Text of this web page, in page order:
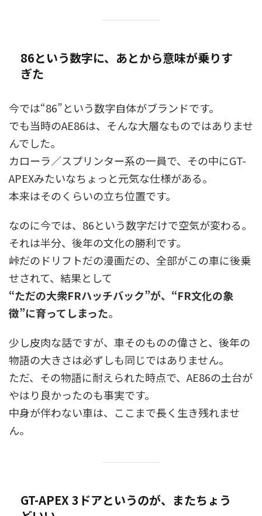
86という数字に、あとから意味が乗りす
ぎた
今では“86”という数字自体がブランドです。
でも当時のAE86は、そんな大層なものではありませ
んでした。
カローラ／スプリンター系の一員で、その中にGT-
APEXみたいなちょっと元気な仕様がある。
本来はそのくらいの立ち位置です。
なのに今では、86という数字だけで空気が変わる。
それは半分、後年の文化の勝利です。
峠だのドリフトだの漫画だの、全部がこの車に後乗
せされて、結果として
“ただの大衆FRハッチバック”が、“FR文化の象
徴”に育ってしまった。
少し皮肉な話ですが、車そのものの偉さと、後年の
物語の大きさは必ずしも同じではありません。
ただ、その物語に耐えられた時点で、AE86の土台が
やはり良かったのも事実です。
中身が伴わない車は、ここまで長く生き残れませ
ん。
GT-APEX 3ドアというのが、またちょう